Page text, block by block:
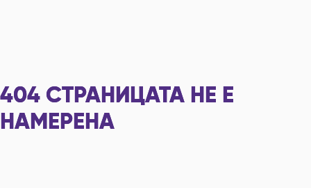
404 СТРАНИЦАТА НЕ Е
НАМЕРЕНА